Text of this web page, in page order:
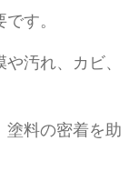
す。
汚れ、カビ、
塗料の密着を助